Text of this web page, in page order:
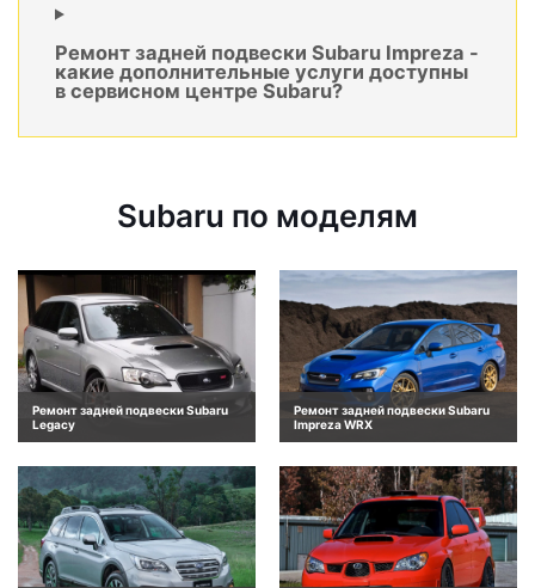
Ремонт задней подвески Subaru Impreza -
какие дополнительные услуги доступны
в сервисном центре Subaru?
Subaru по моделям
Ремонт задней подвески Subaru
Legacy
Ремонт задней подвески Subaru
Impreza WRX